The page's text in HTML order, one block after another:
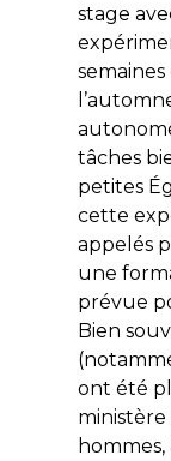
stage
tâches
petites
cette
appelés
une
prévue
Bien
ont été
ministère